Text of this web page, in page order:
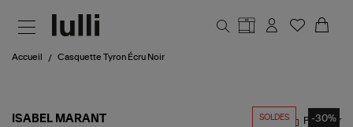
Accueil Casquette Tyron Écru Noir
SOLDES -30%
ISABEL MARANT Partager